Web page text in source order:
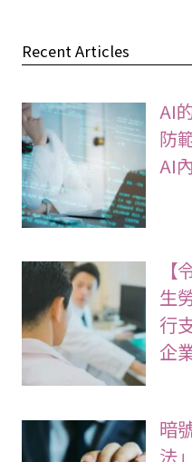
Recent Articles
AI
防
AI
生
行
企
暗
法